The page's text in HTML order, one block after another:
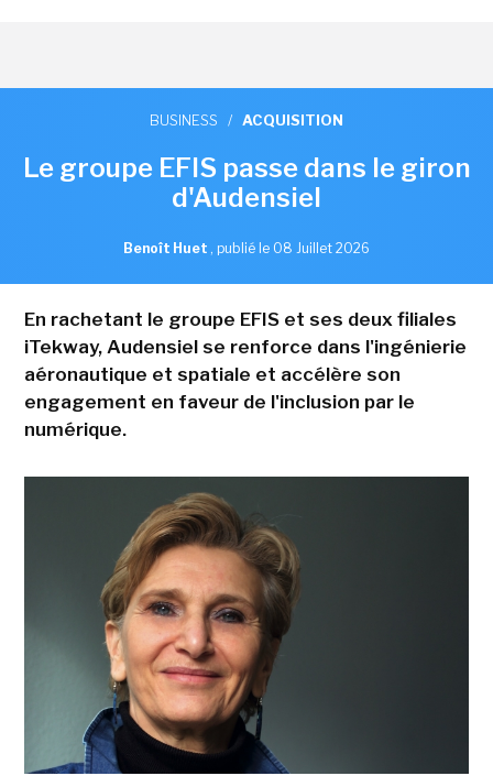
BUSINESS / ACQUISITION
Le groupe EFIS passe dans le giron
d'Audensiel
Benoît Huet , publié le 08 Juillet 2026
En rachetant le groupe EFIS et ses deux filiales
iTekway, Audensiel se renforce dans l'ingénierie
aéronautique et spatiale et accélère son
engagement en faveur de l'inclusion par le
numérique.